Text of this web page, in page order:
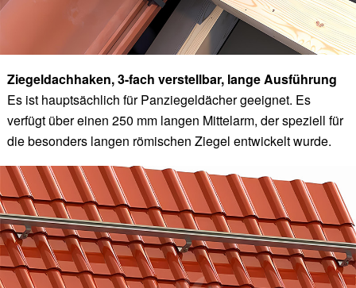
Ziegeldachhaken, 3-fach verstellbar, lange Ausführung
Es ist hauptsächlich für Panziegeldächer geeignet. Es
verfügt über einen 250 mm langen Mittelarm, der speziell für
die besonders langen römischen Ziegel entwickelt wurde.